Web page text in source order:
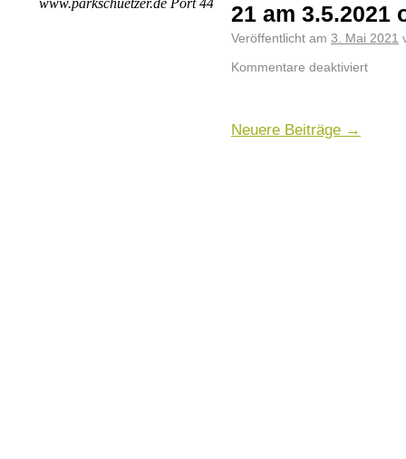
21 am 3.5.2021
Veröffentlicht am 3. Mai 2021
Kommentare deaktiviert
Neuere Beiträge →